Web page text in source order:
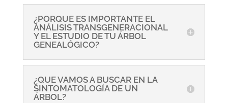
¿PORQUE ES IMPORTANTE EL
ANÁLISIS TRANSGENERACIONAL
Y EL ESTUDIO DE TU ÁRBOL
GENEALÓGICO?
¿QUE VAMOS A BUSCAR EN LA
SINTOMATOLOGÍA DE UN
ÁRBOL?